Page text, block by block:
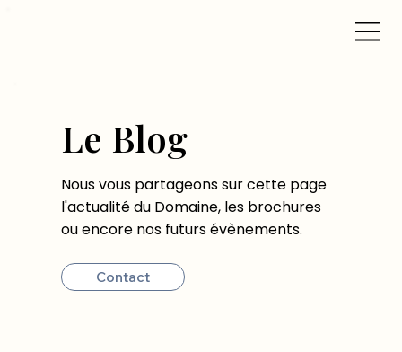
Le Blog
Nous vous partageons sur cette page
l'actualité du Domaine, les brochures
ou encore nos futurs évènements.
Contact